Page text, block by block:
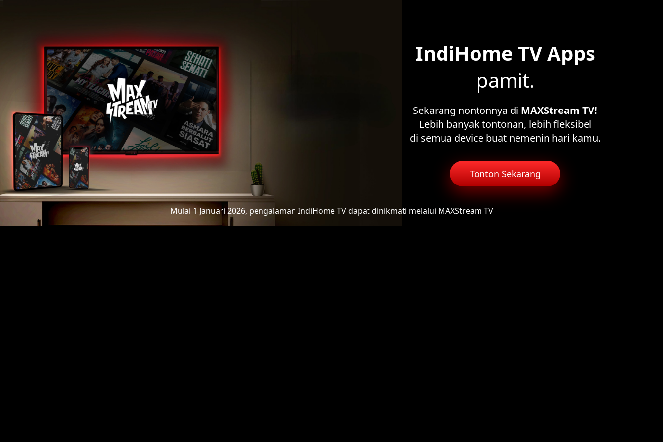
IndiHome TV Apps
pamit.
Sekarang nontonnya di MAXStream TV!
Lebih banyak tontonan, lebih fleksibel
di semua device buat nemenin hari kamu.
Tonton Sekarang
Mulai 1 Januari 2026, pengalaman IndiHome TVdapat dinikmati melalui MAXStream TV